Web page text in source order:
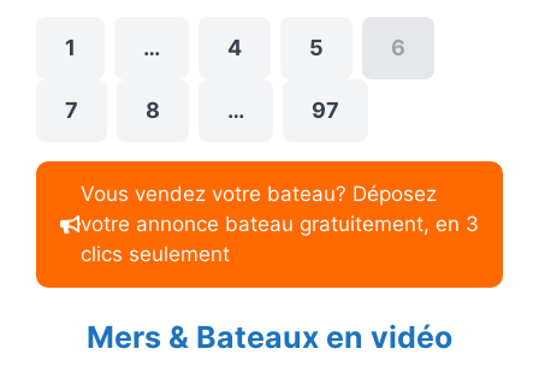
1 … 4 5 6
7 8 … 97
Vous vendez votre bateau? Déposez
votre annonce bateau gratuitement, en 3
clics seulement
Mers & Bateaux en vidéo